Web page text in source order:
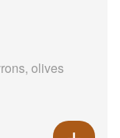
olives